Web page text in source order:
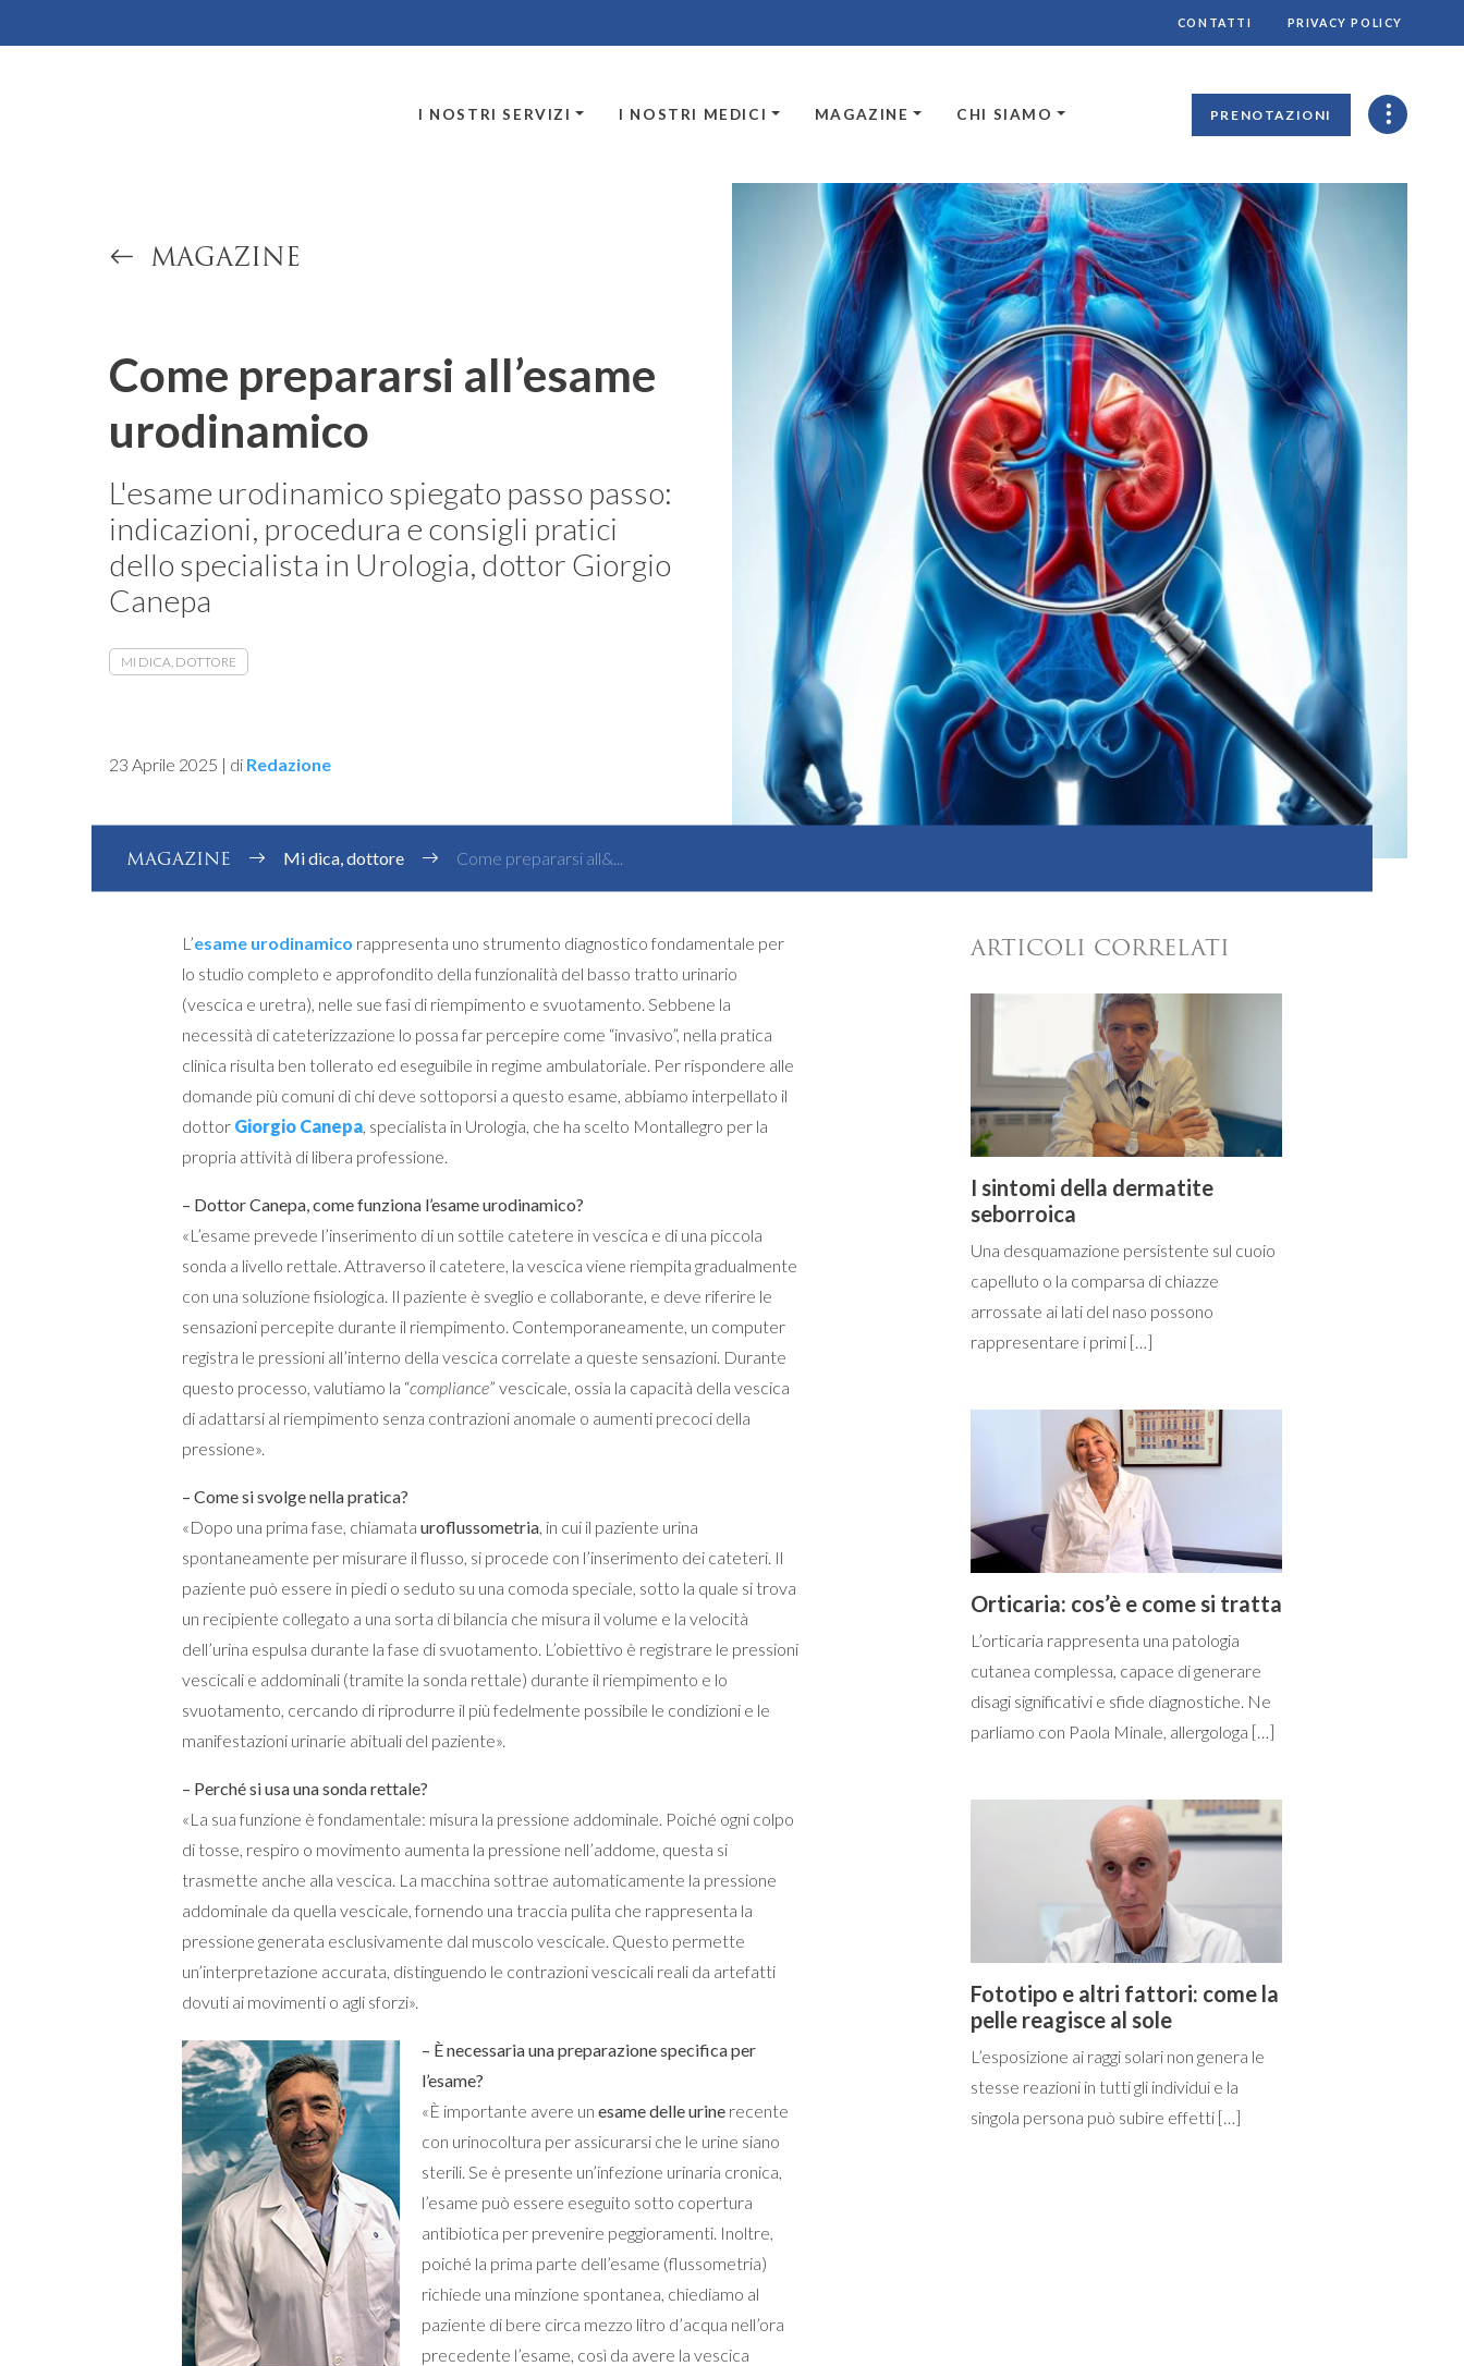
CONTATTI PRIVACY POLICY
I NOSTRI SERVIZI I NOSTRI MEDICI MAGAZINE CHI SIAMO PRENOTAZIONI
MAGAZINE
Come prepararsi all’esame
urodinamico
L'esame urodinamico spiegato passo passo:
indicazioni, procedura e consigli pratici
dello specialista in Urologia, dottor Giorgio
Canepa
MI DICA, DOTTORE
23 Aprile 2025 | di Redazione
MAGAZINE Mi dica, dottore Come prepararsi all&...
L’esame urodinamico rappresenta uno strumento diagnostico fondamentale per
lo studio completo e approfondito della funzionalità del basso tratto urinario
(vescica e uretra), nelle sue fasi di riempimento e svuotamento. Sebbene la
necessità di cateterizzazione lo possa far percepire come “invasivo”, nella pratica
clinica risulta ben tollerato ed eseguibile in regime ambulatoriale. Per rispondere alle
domande più comuni di chi deve sottoporsi a questo esame, abbiamo interpellato il
dottor Giorgio Canepa, specialista in Urologia, che ha scelto Montallegro per la
propria attività di libera professione.
– Dottor Canepa, come funziona l’esame urodinamico?
«L’esame prevede l’inserimento di un sottile catetere in vescica e di una piccola
sonda a livello rettale. Attraverso il catetere, la vescica viene riempita gradualmente
con una soluzione fisiologica. Il paziente è sveglio e collaborante, e deve riferire le
sensazioni percepite durante il riempimento. Contemporaneamente, un computer
registra le pressioni all’interno della vescica correlate a queste sensazioni. Durante
questo processo, valutiamo la “compliance” vescicale, ossia la capacità della vescica
di adattarsi al riempimento senza contrazioni anomale o aumenti precoci della
pressione».
– Come si svolge nella pratica?
«Dopo una prima fase, chiamatauroflussometria, in cui il paziente urina
spontaneamente per misurare il flusso, si procede con l’inserimento dei cateteri. Il
paziente può essere in piedi o seduto su una comoda speciale, sotto la quale si trova
un recipiente collegato a una sorta di bilancia che misura il volume e la velocità
dell’urina espulsa durante la fase di svuotamento. L’obiettivo è registrare le pressioni
vescicali e addominali (tramite la sonda rettale) durante il riempimento e lo
svuotamento, cercando di riprodurre il più fedelmente possibile le condizioni e le
manifestazioni urinarie abituali del paziente».
– Perché si usa una sonda rettale?
«La sua funzione è fondamentale: misura la pressione addominale. Poiché ogni colpo
di tosse, respiro o movimento aumenta la pressione nell’addome, questa si
trasmette anche alla vescica. La macchina sottrae automaticamente la pressione
addominale da quella vescicale, fornendo una traccia pulita che rappresenta la
pressione generata esclusivamente dal muscolo vescicale. Questo permette
un’interpretazione accurata, distinguendo le contrazioni vescicali reali da artefatti
dovuti ai movimenti o agli sforzi».
– È necessaria una preparazione specifica per
l’esame?
«È importante avere unesame delle urine recente
con urinocoltura per assicurarsi che le urine siano
sterili. Se è presente un’infezione urinaria cronica,
l’esame può essere eseguito sotto copertura
antibiotica per prevenire peggioramenti. Inoltre,
poiché la prima parte dell’esame (flussometria)
richiede una minzione spontanea, chiediamo al
paziente di bere circa mezzo litro d’acqua nell’ora
precedente l’esame, così da avere la vescica
ARTICOLI CORRELATI
I sintomi della dermatite
seborroica
Una desquamazione persistente sul cuoio
capelluto o la comparsa di chiazze
arrossate ai lati del naso possono
rappresentare i primi […]
Orticaria: cos’è e come si tratta
L’orticaria rappresenta una patologia
cutanea complessa, capace di generare
disagi significativi e sfide diagnostiche. Ne
parliamo con Paola Minale, allergologa […]
Fototipo e altri fattori: come la
pelle reagisce al sole
L’esposizione ai raggi solari non genera le
stesse reazioni in tutti gli individui e la
singola persona può subire effetti […]